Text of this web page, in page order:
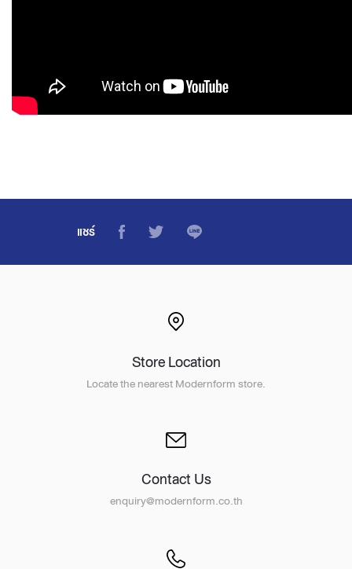
แชร์
Store Location
Locate the nearest Modernform store.
Contact Us
enquiry@modernform.co.th